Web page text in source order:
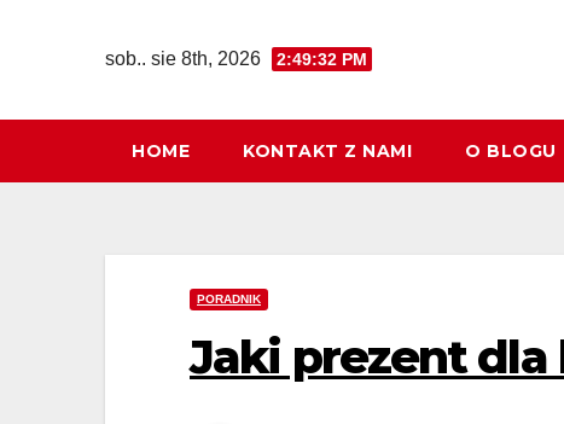
sob.. sie 8th, 2026 2:49:33 PM
HOME KONTAKT Z NAMI O BLOGU
PORADNIK
Jaki prezent